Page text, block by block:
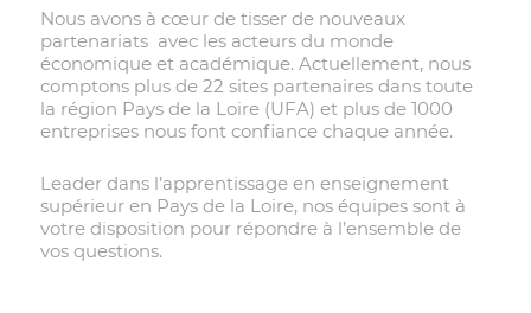
Nous avons à cœur de tisser de nouveaux
partenariats avec les acteurs du monde
économique et académique. Actuellement, nous
comptons plus de 22 sites partenaires dans toute
la région Pays de la Loire (UFA) et plus de 1000
entreprises nous font confiance chaque année.
Leader dans l’apprentissage en enseignement
supérieur en Pays de la Loire, nos équipes sont à
votre disposition pour répondre à l’ensemble de
vos questions.